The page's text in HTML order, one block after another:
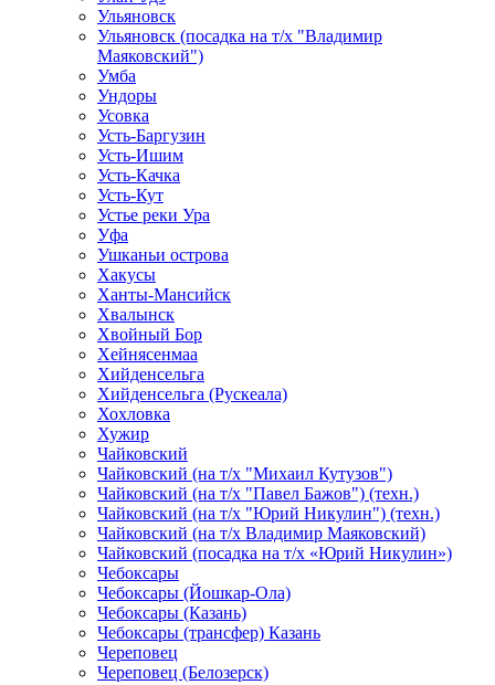
Ульяновск
Ульяновск (посадка на т/х "Владимир
Маяковский")
Умба
Ундоры
Усовка
Усть-Баргузин
Усть-Ишим
Усть-Качка
Усть-Кут
Устье реки Ура
Уфа
Ушканьи острова
Хакусы
Ханты-Мансийск
Хвалынск
Хвойный Бор
Хейнясенмаа
Хийденсельга
Хийденсельга (Рускеала)
Хохловка
Хужир
Чайковский
Чайковский (на т/х "Михаил Кутузов")
Чайковский (на т/х "Павел Бажов") (техн.)
Чайковский (на т/х "Юрий Никулин") (техн.)
Чайковский (на т/х Владимир Маяковский)
Чайковский (посадка на т/х «Юрий Никулин»)
Чебоксары
Чебоксары (Йошкар-Ола)
Чебоксары (Казань)
Чебоксары (трансфер) Казань
Череповец
Череповец (Белозерск)